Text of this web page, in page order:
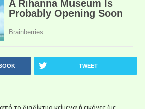
TWEET